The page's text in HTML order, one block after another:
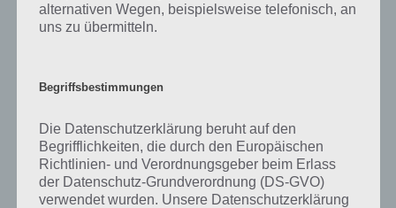
wurde die App mittlerweile heruntergeladen und gehört mit zu den
erfolgreichsten Spiele Apps in diesem Genre im Google Play Store
Auf WhatsApp teilen Teilen auf Facebook
Tweet auf Twitter
alternativen Wegen, beispielsweise telefonisch, an
uns zu übermitteln.
Begriffsbestimmungen
Die Datenschutzerklärung beruht auf den
Begrifflichkeiten, die durch den Europäischen
Richtlinien- und Verordnungsgeber beim Erlass
der Datenschutz-Grundverordnung (DS-GVO)
verwendet wurden. Unsere Datenschutzerklärung